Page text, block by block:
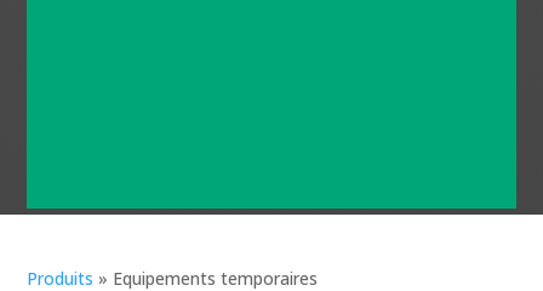
Produits » Equipements temporaires